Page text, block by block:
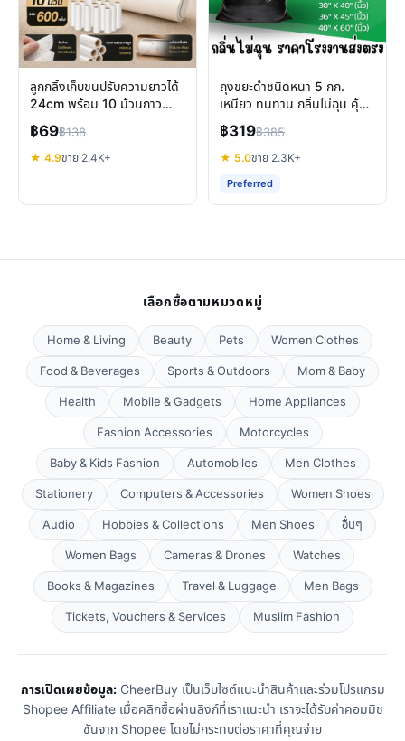
ลูกกลิ้งเก็บขนปรับความยาวได้
24cm พร้อม 10 ม้วนกาว
ทำความสะอาดบ้านและสัตว์
เลี้ยง
฿69฿138
★ 4.9ขาย 2.4K+
ถุงขยะดำชนิดหนา 5 กก.
เหนียว ทนทาน กลิ่นไม่ฉุน คุ้ม
ค่าสำหรับทุกครัวเรือน
฿319฿385
★ 5.0ขาย 2.3K+
Preferred
เลือกซื้อตามหมวดหมู่
Home & Living Beauty Pets
Women Clothes
Food & Beverages
Sports & Outdoors
Mom & Baby
Health
Mobile & Gadgets
Home Appliances
Fashion Accessories
Motorcycles
Baby & Kids Fashion
Automobiles
Men Clothes
Stationery
Computers & Accessories
Women Shoes
Audio
Hobbies & Collections Men Shoes
อื่นๆ
Women Bags
Cameras & Drones
Watches
Books & Magazines
Travel & Luggage
Men Bags
Tickets, Vouchers & Services
Muslim Fashion
การเปิดเผยข้อมูล:CheerBuy เป็นเว็บไซต์แนะนำสินค้าและร่วมโปรแกรม
Shopee Affiliate เมื่อคลิกซื้อผ่านลิงก์ที่เราแนะนำ เราจะได้รับค่าคอมมิช
ชันจาก Shopee โดยไม่กระทบต่อราคาที่คุณจ่าย